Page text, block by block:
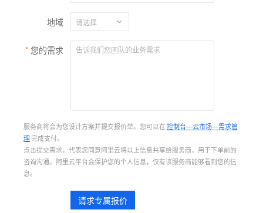
地域
您的需求
服务商将会为您设计方案并提交报价单。您可以在控制台—云市场—需求管
理完成支付。
点击提交需求，代表您同意阿里云将以上信息共享给服务商，用于下单前的
咨询沟通。阿里云平台会保护您的个人信息，仅有该服务商能够看到您的信
息。
请求专属报价